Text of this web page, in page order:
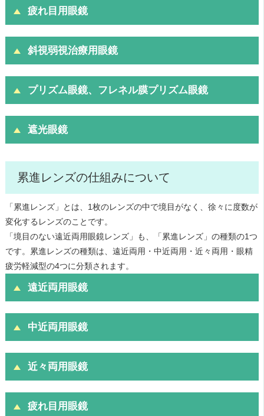
疲れ目用眼鏡
斜視弱視治療用眼鏡
プリズム眼鏡、フレネル膜プリズム眼鏡
遮光眼鏡
累進レンズの仕組みについて
「累進レンズ」とは、1枚のレンズの中で境目がなく、徐々に度数が
変化するレンズのことです。
「境目のない遠近両用眼鏡レンズ」も、「累進レンズ」の種類の1つ
です。累進レンズの種類は、遠近両用・中近両用・近々両用・眼精
疲労軽減型の4つに分類されます。
遠近両用眼鏡
中近両用眼鏡
近々両用眼鏡
疲れ目用眼鏡